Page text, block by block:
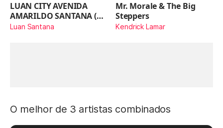
LUAN CITY AVENIDA
AMARILDO SANTANA (Ao
Vivo)
Luan Santana
Mr. Morale & The Big
Steppers
Kendrick Lamar
O melhor de 3 artistas combinados